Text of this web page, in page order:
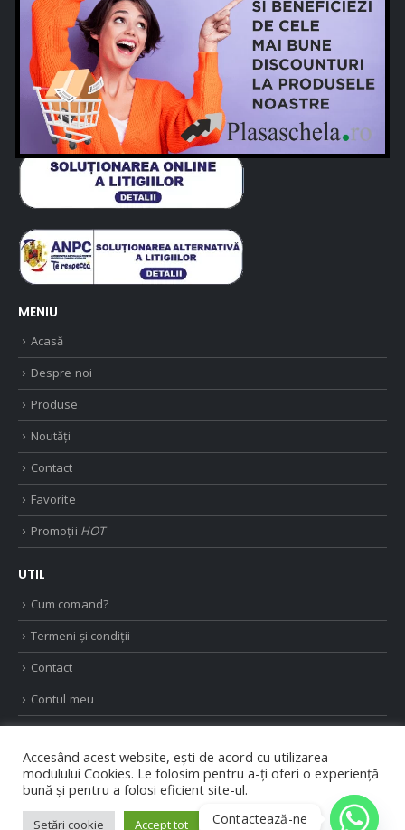
Romania
Telefon:
+4 021 222.03.64
Email:comenzi@plasaschela.ro
MENIU
Acasă
Despre noi
Produse
Noutăți
Contact
Favorite
Promoții HOT
UTIL
Cum comand?
Termeni și condiții
Contact
Contul meu
ANPC
© Copyright 2025. Web design de SenDesign
Accesând acest website, ești de acord cu utilizarea
modulului Cookies. Le folosim pentru a-ți oferi o experiență
bună și pentru a folosi eficient site-ul.
Setări cookie Accept tot Contactează-ne